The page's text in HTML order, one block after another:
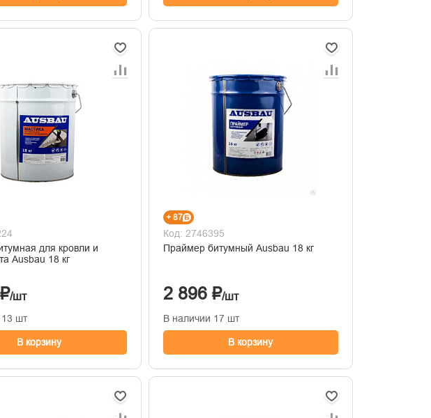
для кровли и
Ausbau 18 кг
/шт
13 шт
В корзину
+ 87
Код: 2746395
Праймер битумный Ausbau 18 кг
2 896 ₽/шт
В наличии 17 шт
В корзину